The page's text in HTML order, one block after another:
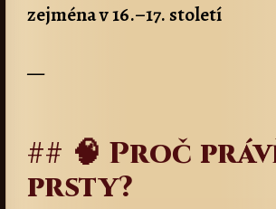
zejména v 16.–17. století
—
## 🧠 Proč
prsty?